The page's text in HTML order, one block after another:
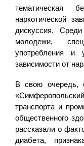
тематическая
наркотической
дискуссия.
молодежи,
употребления и
зависимости от
В свою
транспорта и
общественного
рассказали о
диабета,